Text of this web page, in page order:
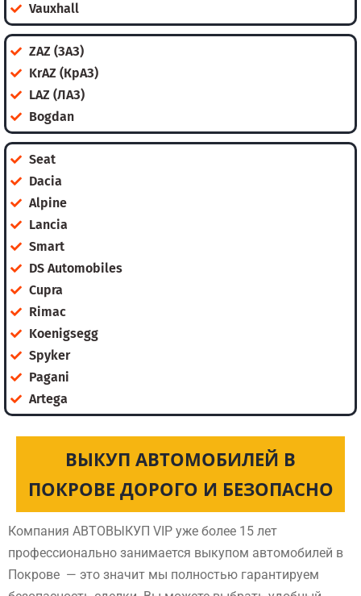
Vauxhall
ZAZ (ЗАЗ)
KrAZ (КрАЗ)
LAZ (ЛАЗ)
Bogdan
Seat
Dacia
Alpine
Lancia
Smart
DS Automobiles
Cupra
Rimac
Koenigsegg
Spyker
Pagani
Artega
ВЫКУП АВТОМОБИЛЕЙ В
ПОКРОВЕ ДОРОГО И БЕЗОПАСНО
Компания АВТОВЫКУП VIP уже более 15 лет
профессионально занимается выкупом автомобилей в
Покрове — это значит мы полностью гарантируем